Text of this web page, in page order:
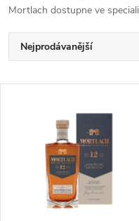
Mortlach dostupne ve
Ř
a
Nejprodávanější
Abecedně